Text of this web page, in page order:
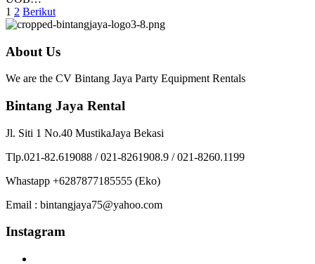
1 2 Berikut
About Us
We are the CV Bintang Jaya Party Equipment Rentals
Bintang Jaya Rental
Jl. Siti 1 No.40 MustikaJaya Bekasi
Tlp.021-82.619088 / 021-8261908.9 / 021-8260.1199
Whastapp +6287877185555 (Eko)
Email : bintangjaya75@yahoo.com
Instagram